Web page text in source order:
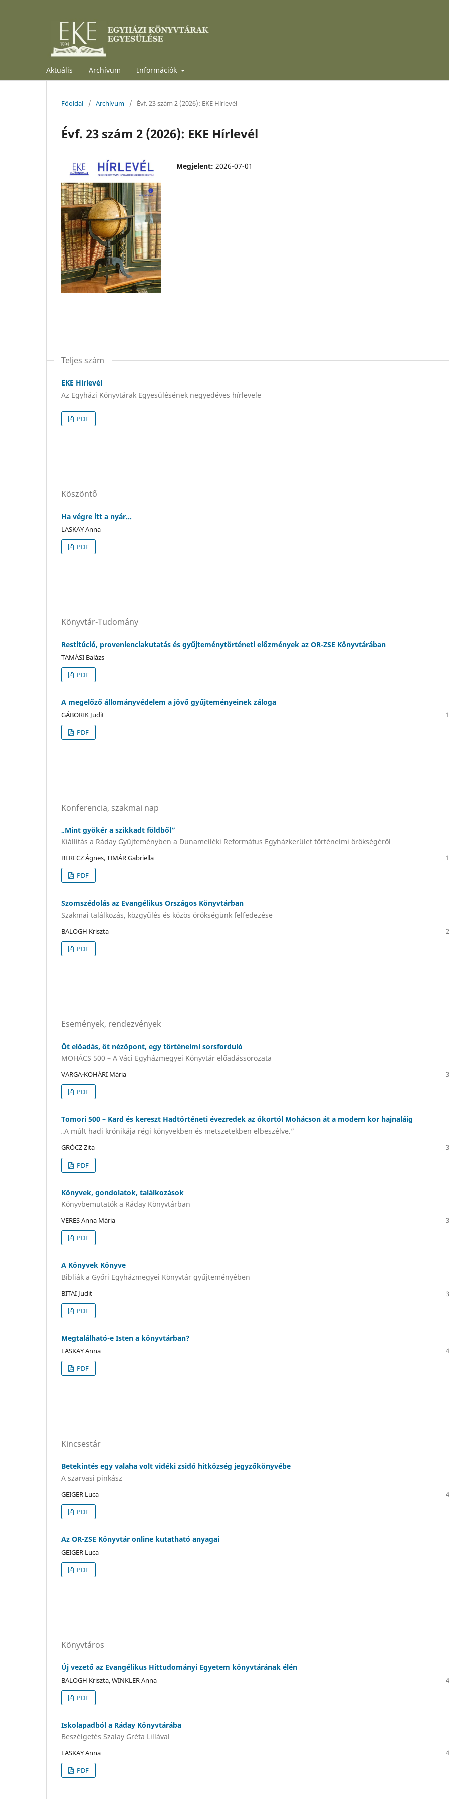
Aktuális Archívum Információk
Főoldal / Archívum / Évf. 23 szám 2 (2026): EKE Hírlevél
Évf. 23 szám 2 (2026): EKE Hírlevél
Megjelent: 2026-07-01
Teljes szám
EKE Hírlevél
Az Egyházi Könyvtárak Egyesülésének negyedéves hírlevele
PDF
Köszöntő
Ha végre itt a nyár…
LASKAY Anna
PDF
Könyvtár-Tudomány
Restitúció, provenienciakutatás és gyűjteménytörténeti előzmények az OR-ZSE Könyvtárában
TAMÁSI Balázs
PDF
A megelőző állományvédelem a jövő gyűjteményeinek záloga
GÁBORIK Judit
PDF
Konferencia, szakmai nap
„Mint gyökér a szikkadt földből”
Kiállítás a Ráday Gyűjteményben a Dunamelléki Református Egyházkerület történelmi örökségéről
BERECZ Ágnes, TIMÁR Gabriella
PDF
Szomszédolás az Evangélikus Országos Könyvtárban
Szakmai találkozás, közgyűlés és közös örökségünk felfedezése
BALOGH Kriszta
PDF
Események, rendezvények
Öt előadás, öt nézőpont, egy történelmi sorsforduló
MOHÁCS 500 – A Váci Egyházmegyei Könyvtár előadássorozata
VARGA-KOHÁRI Mária
PDF
Tomori 500 – Kard és kereszt Hadtörténeti évezredek az ókortól Mohácson át a modern kor hajnaláig
„A múlt hadi krónikája régi könyvekben és metszetekben elbeszélve.”
GRÓCZ Zita
PDF
Könyvek, gondolatok, találkozások
Könyvbemutatók a Ráday Könyvtárban
VERES Anna Mária
PDF
A Könyvek Könyve
Bibliák a Győri Egyházmegyei Könyvtár gyűjteményében
BITAI Judit
PDF
Megtalálható-e Isten a könyvtárban?
LASKAY Anna
PDF
Kincsestár
Betekintés egy valaha volt vidéki zsidó hitközség jegyzőkönyvébe
A szarvasi pinkász
GEIGER Luca
PDF
Az OR-ZSE Könyvtár online kutatható anyagai
GEIGER Luca
PDF
Könyvtáros
Új vezető az Evangélikus Hittudományi Egyetem könyvtárának élén
BALOGH Kriszta, WINKLER Anna
PDF
Iskolapadból a Ráday Könyvtárába
Beszélgetés Szalay Gréta Lillával
LASKAY Anna
PDF